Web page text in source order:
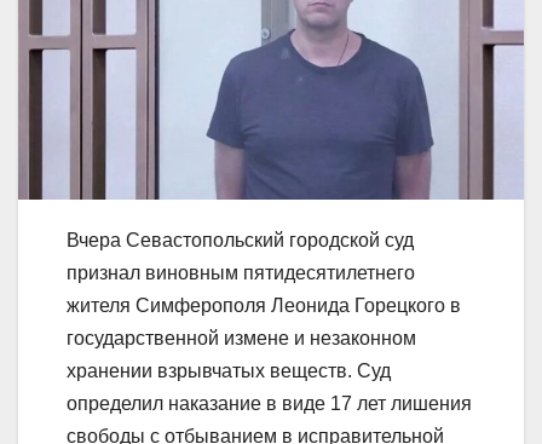
Вчера Севастопольский городской суд
признал виновным пятидесятилетнего
жителя Симферополя Леонида Горецкого в
государственной измене и незаконном
хранении взрывчатых веществ. Суд
определил наказание в виде 17 лет лишения
свободы с отбыванием в исправительной